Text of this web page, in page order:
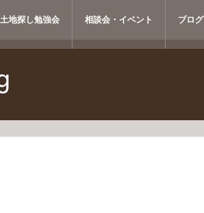
土地探し勉強会 相談会・イベント ブログ